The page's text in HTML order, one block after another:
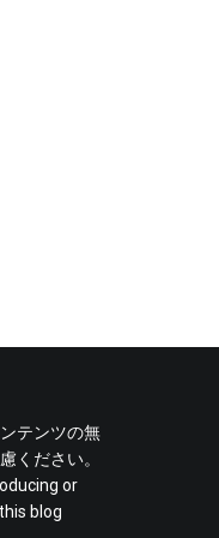
テンツの無
ください。
or
blog